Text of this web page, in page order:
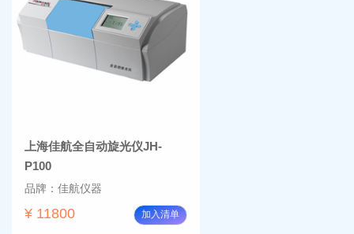
上海佳航全自动旋光仪JH-
P100
品牌：佳航仪器
¥ 11800 加入清单